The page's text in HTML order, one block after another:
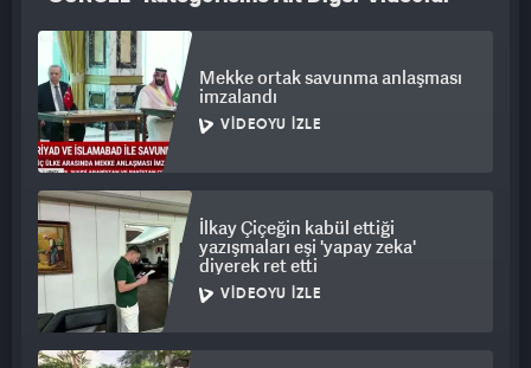
Mekke ortak savunma anlaşması
imzalandı
VIDEOYU İZLE
İlkay Çiçeğin kabül ettiği
yazışmaları eşi 'yapay zeka'
diyerek ret etti
VIDEOYU İZLE